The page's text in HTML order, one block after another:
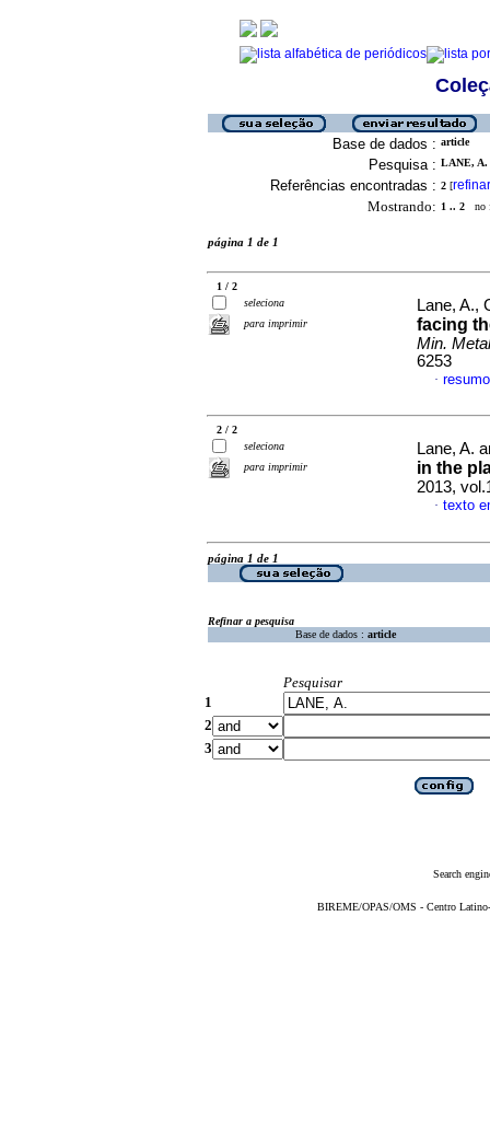
Base de dados : article
Pesquisa : LANE,
Referências encontradas : 2 [refinar
Mostrando: 1 .. 2 no
página 1 de 1
1 / 2
seleciona
para imprimir
Lane, A.,
facing
Min.
6253
·
2 / 2
seleciona
para imprimir
Lane, A.
in the
2013,
· texto
página 1 de 1
Refinar a pesquisa
Base de dados : article
Pesquisar
1
2
3
Search
BIREME/OPAS/OMS - Centro Latino-